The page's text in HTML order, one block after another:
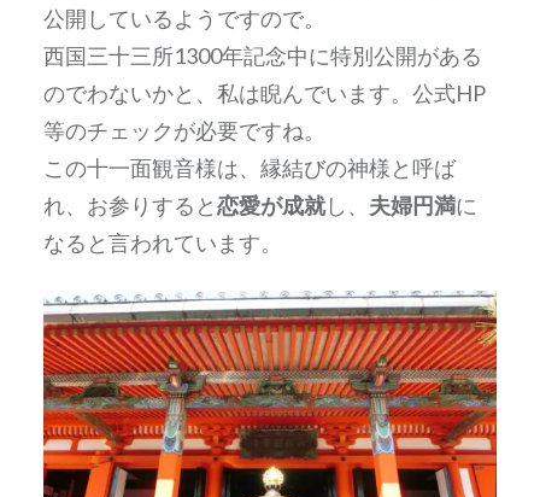
公開しているようですので。
西国三十三所1300年記念中に特別公開がある
のでわないかと、私は睨んでいます。公式HP
等のチェックが必要ですね。
この十一面観音様は、縁結びの神様と呼ば
れ、お参りすると恋愛が成就し、 夫婦円満に
なると言われています。